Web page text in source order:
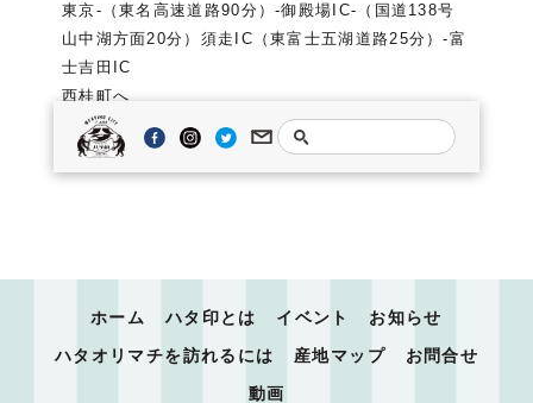
東京-（東名高速道路90分）-御殿場IC-（国道138号
山中湖方面20分）須走IC（東富士五湖道路25分）-富
士吉田IC
西桂町へ
東京-（中央自動車道80分）-都留IC-国道139号線富
士吉田方面20分
ホーム ハタ印とは イベント
お知らせ
ハタオリマチを訪れるには
産地マップ
お問合せ
動画